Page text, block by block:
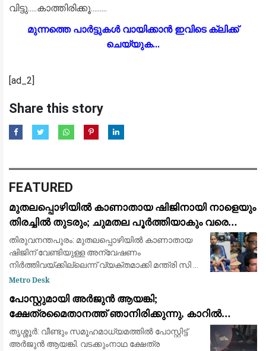
വിട്ടു.....കാത്തിരിക്കൂ.........
മുന്നത്തെ പാർട്ടുകൾ വായിക്കാൻ ഇവിടെ ക്ലിക്ക്
ചെയ്യുക...
[ad_2]
Share this story
FEATURED
മുതലപ്പൊഴിയിൽ കാണാതായ ഷിജിനായി നാളെയും
തിരച്ചിൽ തുടരും; ചുമതല പൂർത്തിയാകും വരെ
തീരത്തുണ്ടാകുമെന്ന് മന്ത്രി സി.പി. ജോൺ
തിരുവനന്തപുരം: മുതലപ്പൊഴിയില്‍ കാണാതായ
ഷിജിന് വേണ്ടിയുള്ള അന്വേഷണം
നിര്‍ത്തിവയ്ക്കില്ലെന്ന് വ്യക്തമാക്കി മന്ത്രി സി പി
ജോണ്‍. ഇത് സംബന്ധിച്ച വിവരങ്ങള്‍ കുടുംബത്തെ
Metro Desk
പോസ്റ്റുമായി അർജുൻ ആയങ്കി;
ക്ഷേത്രമൈതാനത്ത് ഞാനിരിക്കുന്നു, കാറിൽ
പാലിയേക്കര ടോൾ പ്ലാസ കടക്കുന്ന ദൃശ്യം
പുറത്ത്: സഹോദരനും ഭാര്യയും കസ്റ്റഡിയിൽ
തൃശ്ശൂർ: വീണ്ടും സമൂഹമാധ്യമത്തിൽ പോസ്റ്റിട്ട്
അർജുൻ ആയങ്കി. വടക്കുംനാഥ ക്ഷേത്ര